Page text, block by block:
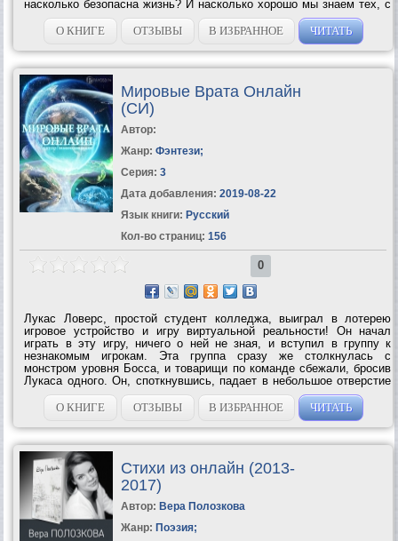
насколько безопасна жизнь? И насколько хорошо мы знаем тех, с
кем проводим все рабочее время на сжатом пространстве
обычного офиса? Жизнь резко...
О КНИГЕ ОТЗЫВЫ В ИЗБРАННОЕ ЧИТАТЬ
Мировые Врата Онлайн
(СИ)
Автор:
Жанр: Фэнтези;
Серия: 3
Дата добавления: 2019-08-22
Язык книги: Русский
Кол-во страниц: 156
0
Лукас Ловерс, простой студент колледжа, выиграл в лотерею
игровое устройство и игру виртуальной реальности! Он начал
играть в эту игру, ничего о ней не зная, и вступил в группу к
незнакомым игрокам. Эта группа сразу же столкнулась с
монстром уровня Босса, и товарищи по команде сбежали, бросив
Лукаса одного. Он, споткнувшись, падает в небольшое отверстие
и спасается от Босса, однако, умудряется застрять в этой
пещере! Да еще и не...
О КНИГЕ ОТЗЫВЫ В ИЗБРАННОЕ ЧИТАТЬ
Стихи из онлайн (2013-
2017)
Автор: Вера Полозкова
Жанр: Поэзия;